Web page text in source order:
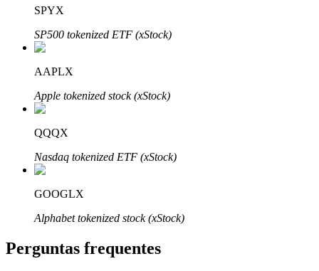
Parceiros Bitrue
Afiliados Bitrue
SPYX
SP500 tokenized ETF (xStock)
AAPLX
Apple tokenized stock (xStock)
QQQX
Nasdaq tokenized ETF (xStock)
GOOGLX
Alphabet tokenized stock (xStock)
Perguntas frequentes